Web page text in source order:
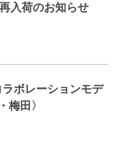
入荷のお知らせ
ボレーションモデ
梅田〉